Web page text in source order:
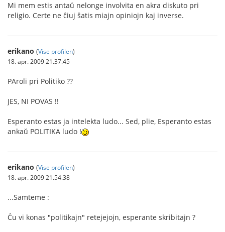
Mi mem estis antaŭ nelonge involvita en akra diskuto pri
religio. Certe ne ĉiuj ŝatis miajn opiniojn kaj inverse.
erikano (Vise profilen)
18. apr. 2009 21.37.45
PAroli pri Politiko ??
JES, NI POVAS !!
Esperanto estas ja intelekta ludo... Sed, plie, Esperanto estas
ankaŭ POLITIKA ludo !
erikano (Vise profilen)
18. apr. 2009 21.54.38
...Samteme :
Ĉu vi konas "politikajn" retejejojn, esperante skribitajn ?